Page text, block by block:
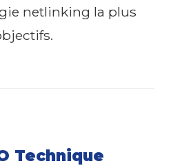
netlinking la plus
Technique